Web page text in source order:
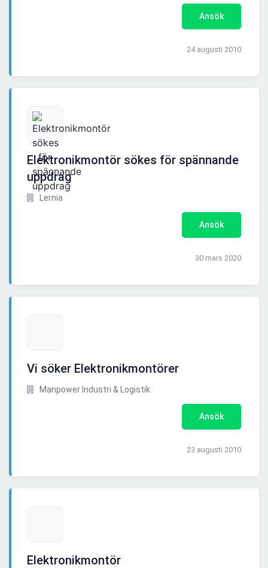
Ansök
24 augusti 2010
Elektronikmontör sökes för spännande
uppdrag
Lernia
Ansök
30 mars 2020
Vi söker Elektronikmontörer
Manpower Industri & Logistik
Ansök
23 augusti 2010
Elektronikmontör